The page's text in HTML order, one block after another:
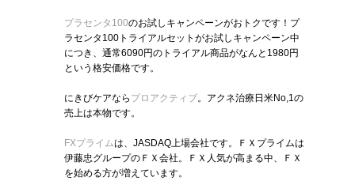
プラセンタ100のお試しキャンペーンがおトクです！プ
ラセンタ100トライアルセットがお試しキャンペーン中
につき、通常6090円のトライアル商品がなんと1980円
という格安価格です。
にきびケアなら プロアクティブ。アクネ治療日米No,1の
売上は本物です。
FXプライムは、JASDAQ上場会社です。ＦＸプライムは
伊藤忠グループのＦＸ会社。ＦＸ人気が高まる中、ＦＸ
を始める方が増えています。